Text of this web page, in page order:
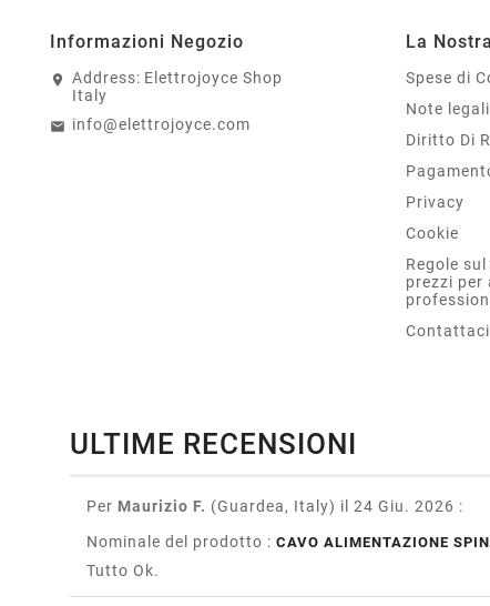
Informazioni Negozio
Address: Elettrojoyce Shop
Italy
info@elettrojoyce.com
La
Spese di
Note legali
Diritto Di
Privacy
Cookie
Regole
prezzi per
Contattaci
ULTIME RECENSIONI
Per Maurizio F. (Guardea, Italy) il 24 Giu. 2026 :
Nominale del prodotto : CAVO ALIMENTAZIONE
Tutto Ok.